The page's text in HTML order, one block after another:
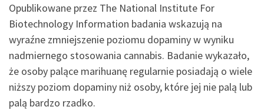
Opublikowane przez The National Institute For
Biotechnology Information badania wskazują na
wyraźne zmniejszenie poziomu dopaminy w wyniku
nadmiernego stosowania cannabis. Badanie wykazało,
że osoby palące marihuanę regularnie posiadają o wiele
niższy poziom dopaminy niż osoby, które jej nie palą lub
palą bardzo rzadko.